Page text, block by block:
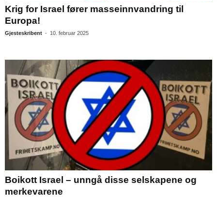
Krig for Israel fører masseinnvandring til
Europa!
Gjesteskribent - 10. februar 2025
Boikott Israel – unngå disse selskapene og
merkevarene